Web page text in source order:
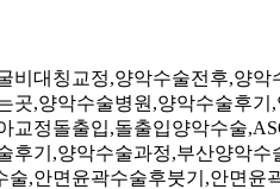
대칭교정,양악수술전후,양
,양악수술병원,양악수술후
정돌출입,돌출입양악수술
기,양악수술과정,부산양악
,안면윤곽수술후붓기,안면